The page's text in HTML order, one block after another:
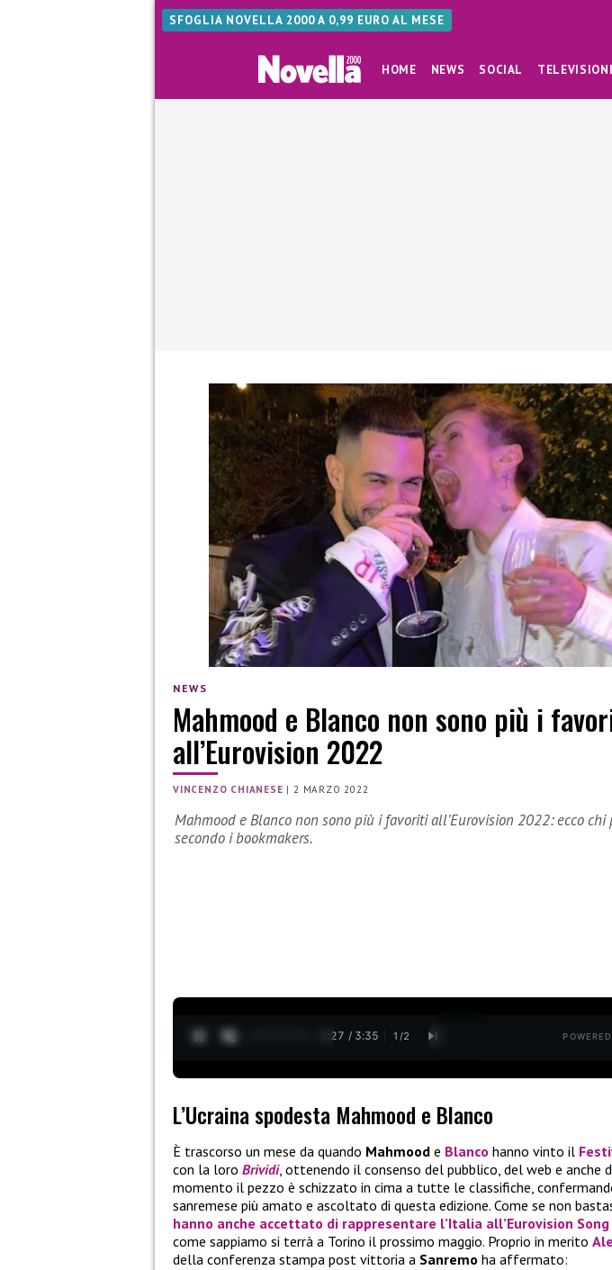
SFOGLIA NOVELLA 2000 A 0,99 EURO AL MESE
HOME NEWS SOCIAL
NEWS
Mahmood e Blanco non sono più i
all’Eurovision 2022
VINCENZO CHIANESE |2 MARZO 2022
Mahmood e Blanco non sono più i favoriti all’Eurovision 2022: ecco chi
secondo i bookmakers.
0:28 / 3:35 1 /2
L’Ucraina spodesta Mahmood e Blanco
È trascorso un mese da quando Mahmood e Blanco hanno vinto il
con la loro Brividi, ottenendo il consenso del pubblico, del web e anche
momento il pezzo è schizzato in cima a tutte le classifiche,
sanremese più amato e ascoltato di questa edizione. Come se non
hanno anche accettato di rappresentare l’Italia all’Eurovision
come sappiamo si terrà a Torino il prossimo maggio. Proprio in merito
della conferenza stampa post vittoria a Sanremo ha affermato: